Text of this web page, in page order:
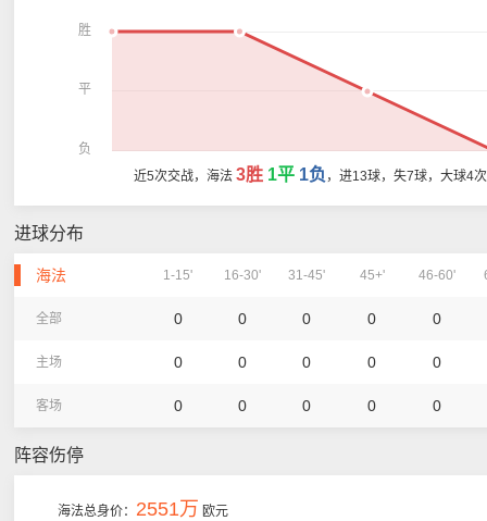
胜
平
负
近5次交战，海法 3胜 1平 1负 ，进13球，失7球，大球4
进球分布
海法 1-15' 16-30' 31-45' 45+' 46-60'
全部 0 0 0 0 0
主场 0 0 0 0 0
客场 0 0 0 0 0
阵容伤停
海法总身价： 2551万 欧元